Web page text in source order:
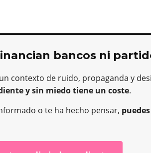
bancos ni
contexto de ruido, propaganda y
y sin miedo tiene un coste.
o te ha hecho pensar,